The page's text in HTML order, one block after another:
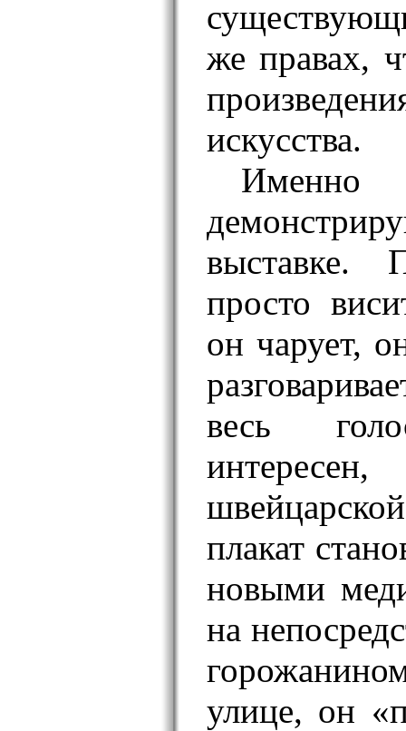
же правах,
искусства.
Именно
выставке.
просто
он чарует,
весь
плакат
новыми
на
улице, он